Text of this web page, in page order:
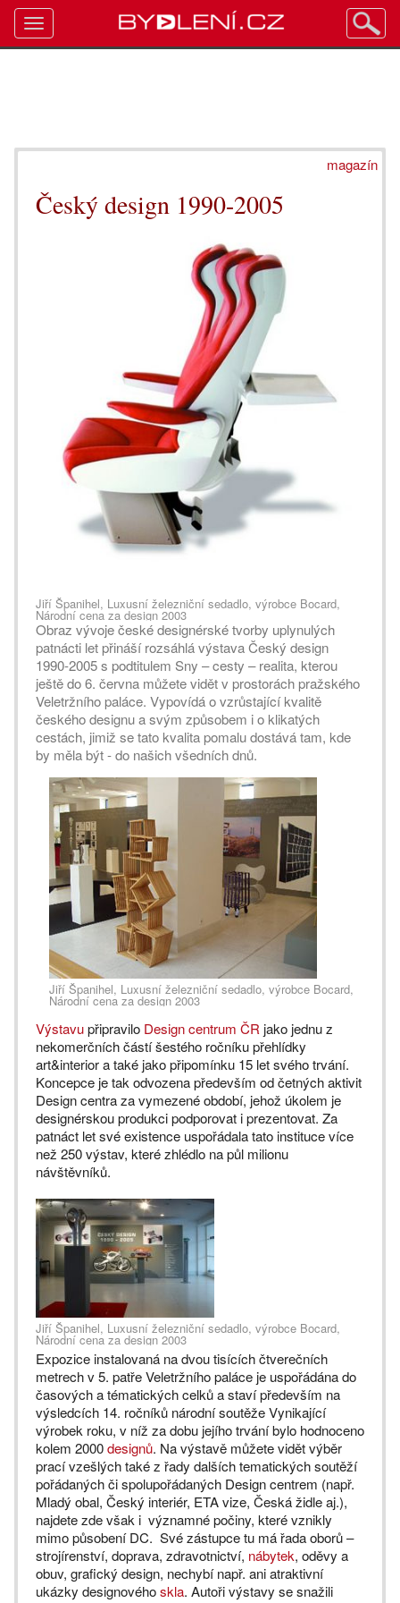
magazín
Český design 1990-2005
Jiří Španihel, Luxusní železniční sedadlo, výrobce Bocard,
Národní cena za design 2003
Obraz vývoje české designérské tvorby uplynulých
patnácti let přináší rozsáhlá výstava Český design
1990-2005 s podtitulem Sny – cesty – realita, kterou
ještě do 6. června můžete vidět v prostorách pražského
Veletržního paláce. Vypovídá o vzrůstající kvalitě
českého designu a svým způsobem i o klikatých
cestách, jimiž se tato kvalita pomalu dostává tam, kde
by měla být - do našich všedních dnů.
Jiří Španihel, Luxusní železniční sedadlo, výrobce Bocard,
Národní cena za design 2003
Výstavupřipravilo Design centrum ČR jako jednu z
nekomerčních částí šestého ročníku přehlídky
art&interior a také jako připomínku 15 let svého trvání.
Koncepce je tak odvozena především od četných aktivit
Design centra za vymezené období, jehož úkolem je
designérskou produkci podporovat i prezentovat. Za
patnáct let své existence uspořádala tato instituce více
než 250 výstav, které zhlédlo na půl milionu
návštěvníků.
Jiří Španihel, Luxusní železniční sedadlo, výrobce Bocard,
Národní cena za design 2003
Expozice instalovaná na dvou tisících čtverečních
metrech v 5. patře Veletržního paláce je uspořádána do
časových a tématických celků a staví především na
výsledcích 14. ročníků národní soutěže Vynikající
výrobek roku, v níž za dobu jejího trvání bylo hodnoceno
kolem 2000designů. Na výstavě můžete vidět výběr
prací vzešlých také z řady dalších tematických soutěží
pořádaných či spolupořádaných Design centrem (např.
Mladý obal, Český interiér, ETA vize, Česká židle aj.),
najdete zde však i významné počiny, které vznikly
mimo působení DC. Své zástupce tu má řada oborů –
strojírenství, doprava, zdravotnictví, nábytek, oděvy a
obuv, grafický design, nechybí např. ani atraktivní
ukázky designovéhoskla. Autoři výstavy se snažili
Toggle
navigation